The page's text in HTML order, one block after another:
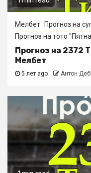
Мелбет
Прогноз на
Прогноз на тото
Прогноз на 2372
Мелбет
5 лет ago Антон